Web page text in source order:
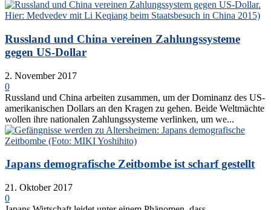
Russland und China vereinen Zahlungssysteme
gegen US-Dollar
2. November 2017
0
Russland und China arbeiten zusammen, um der Dominanz des US-
amerikanischen Dollars an den Kragen zu gehen. Beide Weltmächte
wollen ihre nationalen Zahlungssysteme verlinken, um we...
Japans demografische Zeitbombe ist scharf gestellt
21. Oktober 2017
0